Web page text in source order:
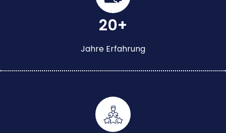
20+
Jahre Erfahrung